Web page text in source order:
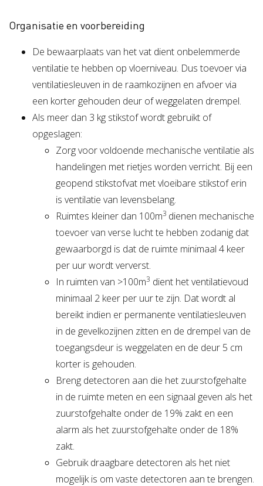
Organisatie en voorbereiding
De bewaarplaats van het vat dient onbelemmerde
ventilatie te hebben op vloerniveau. Dus toevoer via
ventilatiesleuven in de raamkozijnen en afvoer via
een korter gehouden deur of weggelaten drempel.
Als meer dan 3 kg stikstof wordt gebruikt of
opgeslagen:
Zorg voor voldoende mechanische ventilatie als
handelingen met rietjes worden verricht. Bij een
geopend stikstofvat met vloeibare stikstof erin
is ventilatie van levensbelang.
Ruimtes kleiner dan 100m3 dienen mechanische
toevoer van verse lucht te hebben zodanig dat
gewaarborgd is dat de ruimte minimaal 4 keer
per uur wordt ververst.
In ruimten van >100m3 dient het ventilatievoud
minimaal 2 keer per uur te zijn. Dat wordt al
bereikt indien er permanente ventilatiesleuven
in de gevelkozijnen zitten en de drempel van de
toegangsdeur is weggelaten en de deur 5 cm
korter is gehouden.
Breng detectoren aan die het zuurstofgehalte
in de ruimte meten en een signaal geven als het
zuurstofgehalte onder de 19% zakt en een
alarm als het zuurstofgehalte onder de 18%
zakt.
Gebruik draagbare detectoren als het niet
mogelijk is om vaste detectoren aan te brengen.